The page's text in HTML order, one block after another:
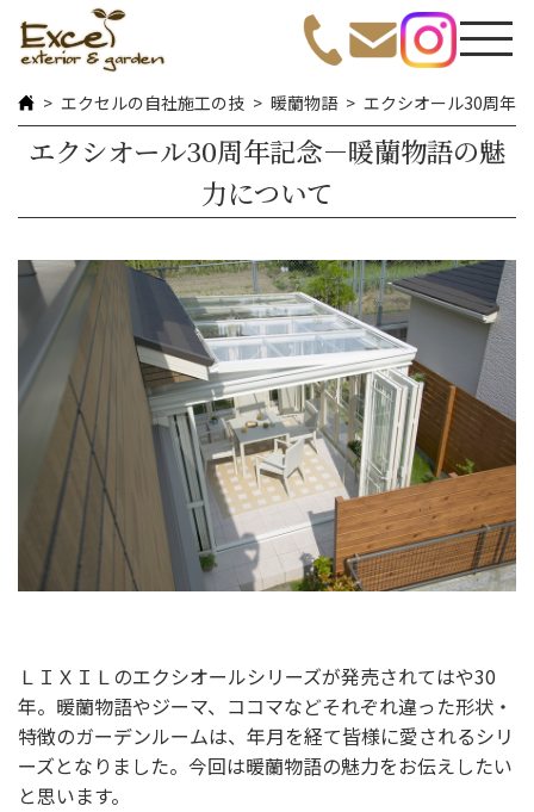
エクセルの自社施工の技 暖蘭物語 エクシオール30周年
エクシオール30周年記念－暖蘭物語の魅
力について
ＬＩＸＩＬのエクシオールシリーズが発売されてはや30
年。暖蘭物語やジーマ、ココマなどそれぞれ違った形状・
特徴のガーデンルームは、年月を経て皆様に愛されるシリ
ーズとなりました。今回は暖蘭物語の魅力をお伝えしたい
と思います。